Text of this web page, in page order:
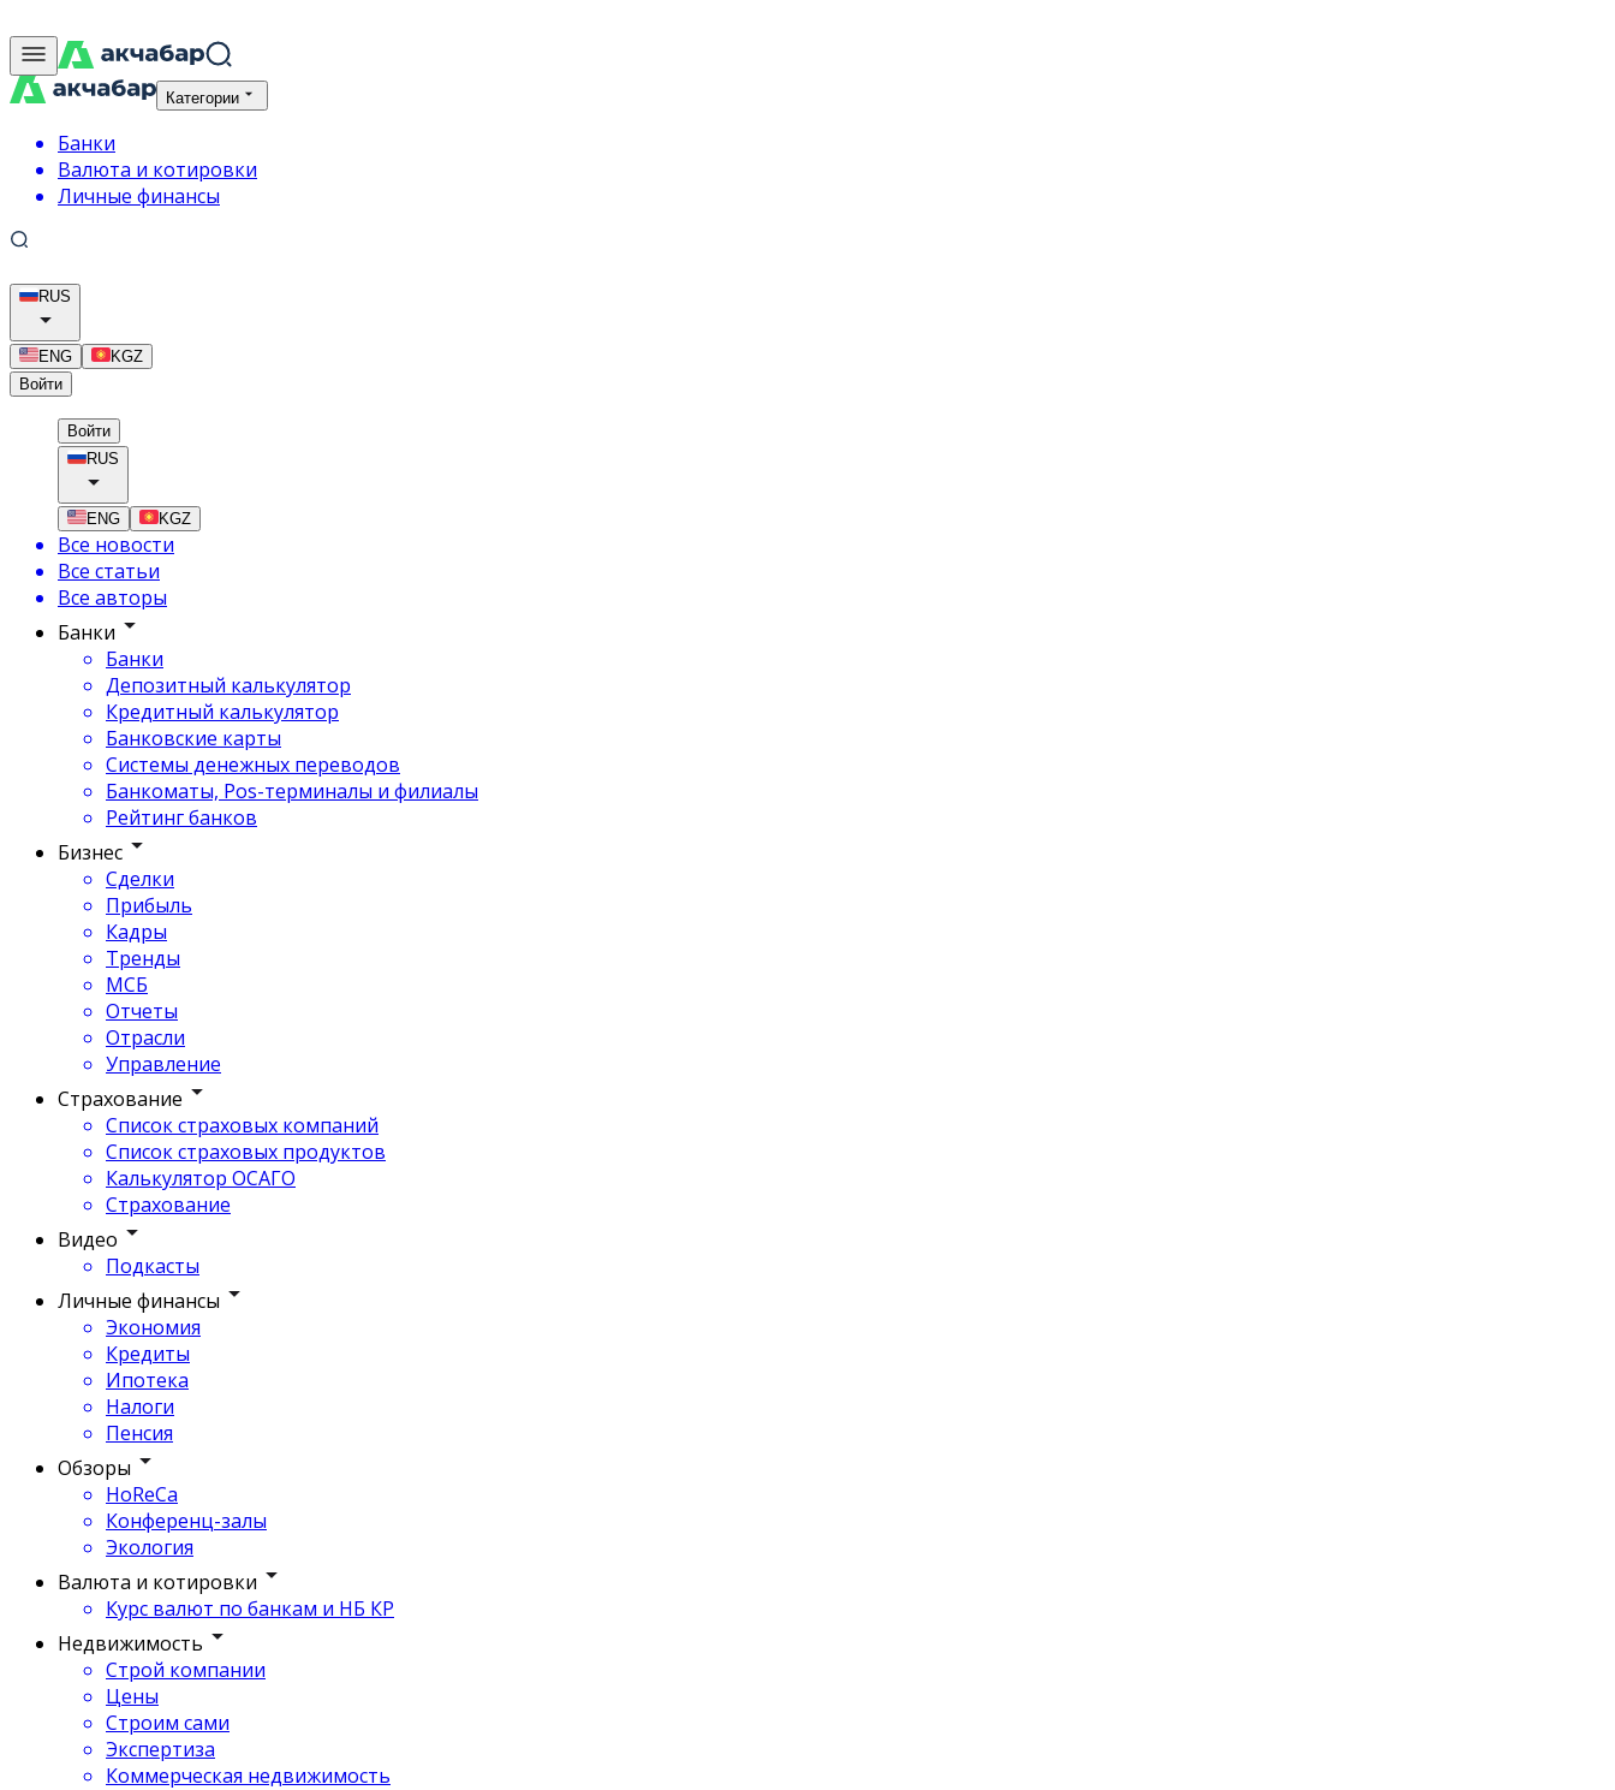
Категории
Банки
Валюта и котировки
Личные финансы
RUS
ENG
KGZ
Войти
Войти
RUS
ENG KGZ
Все новости
Все статьи
Все авторы
Банки
Банки
Депозитный калькулятор
Кредитный калькулятор
Банковские карты
Системы денежных переводов
Банкоматы, Pos-терминалы и филиалы
Рейтинг банков
Бизнес
Сделки
Прибыль
Кадры
Тренды
МСБ
Отчеты
Отрасли
Управление
Страхование
Список страховых компаний
Список страховых продуктов
Калькулятор ОСАГО
Страхование
Видео
Подкасты
Личные финансы
Экономия
Кредиты
Ипотека
Налоги
Пенсия
Обзоры
HoReCa
Конференц-залы
Экология
Валюта и котировки
Курс валют по банкам и НБ КР
Недвижимость
Строй компании
Цены
Строим сами
Экспертиза
Коммерческая недвижимость